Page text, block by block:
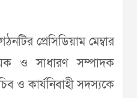
প্রেসিডিয়াম মেম্বার
ও সাধারণ সম্পাদক
ও কার্যনিবাহী সদস্যকে